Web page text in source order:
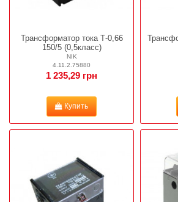
Трансформатор тока Т-0,66
150/5 (0,5класс)
NIK
4.11.2.75880
1 235,29 грн
Купить